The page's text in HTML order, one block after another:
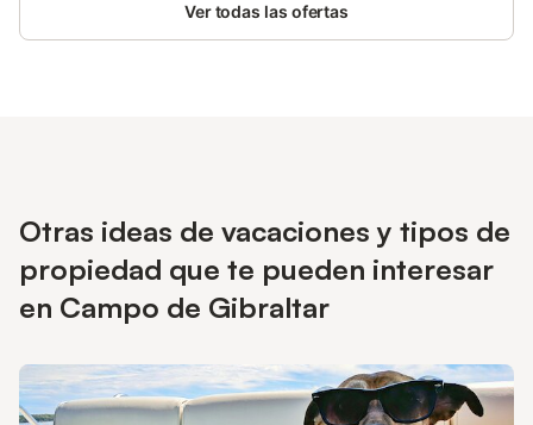
Ver todas las ofertas
Otras ideas de vacaciones y tipos de
propiedad que te pueden interesar
en Campo de Gibraltar